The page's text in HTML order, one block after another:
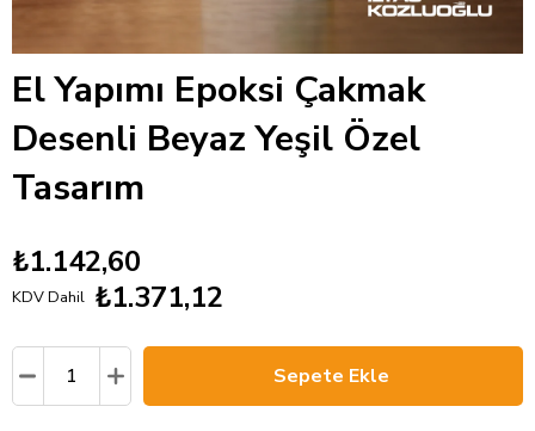
El Yapımı Epoksi Çakmak
Desenli Beyaz Yeşil Özel
Tasarım
₺1.142,60
KDV Dahil ₺1.371,12